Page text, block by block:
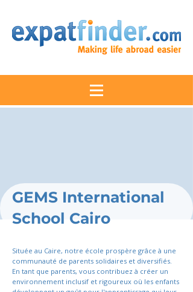
GEMS International
School Cairo
Située au Caire, notre école prospère grâce à une
communauté de parents solidaires et diversifiés.
En tant que parents, vous contribuez à créer un
environnement inclusif et rigoureux où les enfants